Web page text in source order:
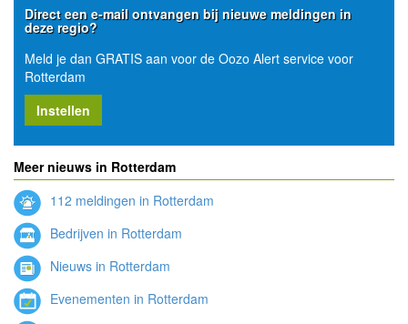
Direct een e-mail ontvangen bij nieuwe meldingen in
deze regio?
Meld je dan GRATIS aan voor de Oozo Alert service voor
Rotterdam
Instellen
Meer nieuws in Rotterdam
112 meldingen in Rotterdam
Bedrijven in Rotterdam
Nieuws in Rotterdam
Evenementen in Rotterdam